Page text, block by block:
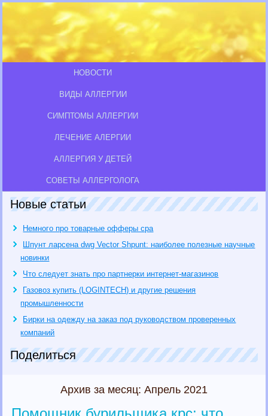
НОВОСТИ
ВИДЫ АЛЛЕРГИИ
СИМПТОМЫ АЛЛЕРГИИ
ЛЕЧЕНИЕ АЛЕРГИИ
АЛЛЕРГИЯ У ДЕТЕЙ
СОВЕТЫ АЛЛЕРГОЛОГА
Новые статьи
Немного про товарные офферы cpa
Шпунт ларсена dwg Vector Shpunt: наиболее полезные научные
новинки
Что следует знать про партнерки интернет-магазинов
Газовоз купить (LOGINTECH) и другие решения
промышленности
Бирки на одежду на заказ под руководством проверенных
компаний
Поделиться
Архив за месяц: Апрель 2021